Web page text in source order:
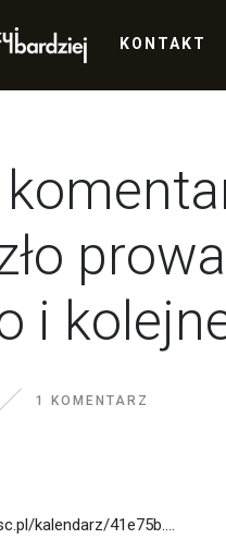
KONTAKT
i
1 KOMENTARZ
kalendarz/41e75b….